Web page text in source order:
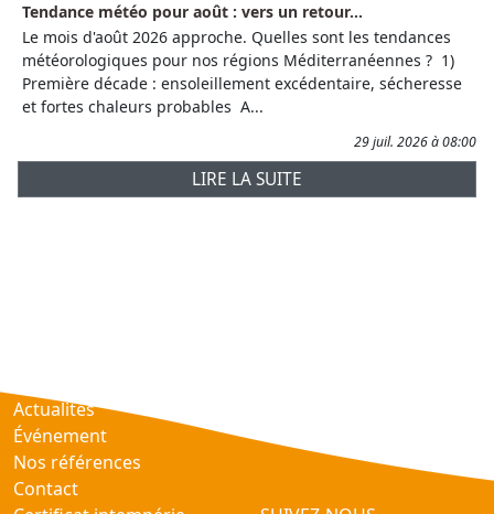
Tendance météo pour août : vers un retour...
Le mois d'août 2026 approche. Quelles sont les tendances
météorologiques pour nos régions Méditerranéennes ? 1)
Première décade : ensoleillement excédentaire, sécheresse
et fortes chaleurs probables A...
29 juil. 2026 à 08:00
LIRE LA SUITE
Actualités
Événement
Nos références
Contact